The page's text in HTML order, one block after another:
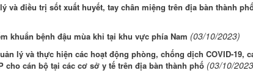
và điều trị sốt xuất huyết, tay chân miệng trên địa bàn thành
khuẩn bệnh đậu mùa khỉ tại khu vực phía Nam (03/10/2023)
lý và thực hiện các hoạt động phòng, chống dịch COVID-19,
cho cán bộ tại các cơ sở y tế trên địa bàn thành phố (03/10/